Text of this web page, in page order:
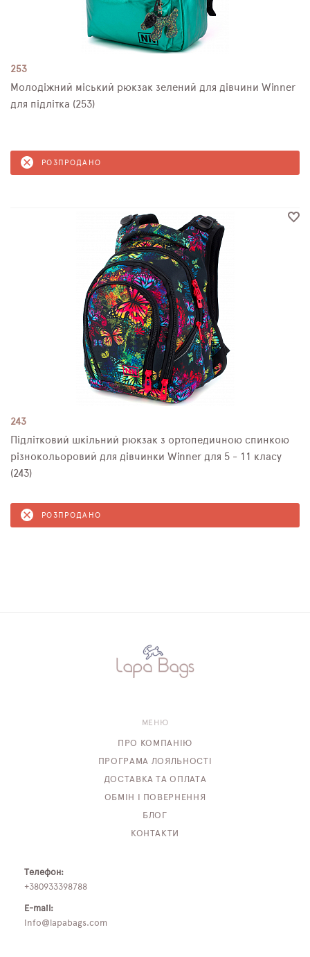
253
Молодіжний міський рюкзак зелений для дівчини Winner
для підлітка (253)
РОЗПРОДАНО
243
Підлітковий шкільний рюкзак з ортопедичною спинкою
різнокольоровий для дівчинки Winner для 5 - 11 класу
(243)
РОЗПРОДАНО
МЕНЮ
ПРО КОМПАНІЮ
ПРОГРАМА ЛОЯЛЬНОСТІ
ДОСТАВКА ТА ОПЛАТА
ОБМІН І ПОВЕРНЕННЯ
БЛОГ
КОНТАКТИ
Телефон:
+380933398788
E-mail:
info@lapabags.com